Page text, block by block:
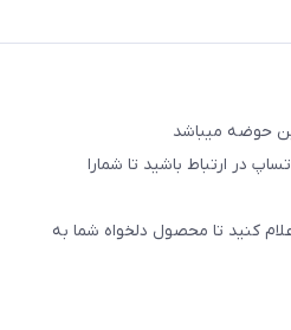
در ارتباط باشید تا شما‌را
کنید تا محصول دلخواه شما به